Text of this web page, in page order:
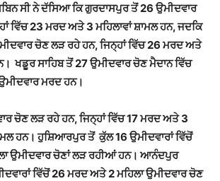
ਸੀ ਨੇ ਦੱਸਿਆ ਕਿ ਗੁਰਦਾਸਪੁਰ ਤੋਂ 26 ਉਮੀਦਵਾਰ
ਵਿੱਚ 23 ਮਰਦ ਅਤੇ 3 ਮਹਿਲਾਵਾਂ ਸ਼ਾਮਲ ਹਨ, ਜਦਕਿ
ਚੋਣ ਲੜ ਰਹੇ ਹਨ, ਜਿਨ੍ਹਾਂ ਵਿੱਚ 26 ਮਰਦ ਅਤੇ
ਖਡੂਰ ਸਾਹਿਬ ਤੋਂ 27 ਉਮੀਦਵਾਰ ਚੋਣ ਮੈਦਾਨ ਵਿੱਚ
ਮਰਦ ਹਨ।
ਚੋਣ ਲੜ ਰਹੇ ਹਨ, ਜਿਨ੍ਹਾਂ ਵਿੱਚ 17 ਮਰਦ ਅਤੇ 3
ਹਨ। ਹੁਸ਼ਿਆਰਪੁਰ ਤੋਂ ਕੁੱਲ 16 ਉਮੀਦਵਾਰਾਂ ਵਿੱਚੋਂ
ਉਮੀਦਵਾਰ ਚੋਣਾਂ ਲੜ ਰਹੀਆਂ ਹਨ। ਆਨੰਦਪੁਰ
ਵਿੱਚੋਂ 26 ਮਰਦ ਅਤੇ 2 ਮਹਿਲਾ ਉਮੀਦਵਾਰ ਚੋਣ